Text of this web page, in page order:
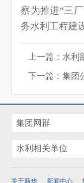
察为推进“三
务水利工程建
集团网群
水利相关单位
关于新华 新闻中心